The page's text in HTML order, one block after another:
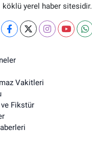
köklü yerel haber sitesidir.
Vakitleri
Fikstür